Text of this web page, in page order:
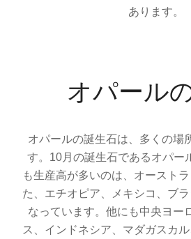
あります。
オパール
オパールの誕生石は、多くの場
す。10月の誕生石であるオパー
も生産高が多いのは、オースト
た、エチオピア、メキシコ、ブ
なっています。他にも中央ヨー
ス、インドネシア、マダガスカル